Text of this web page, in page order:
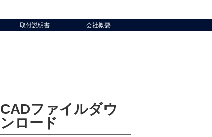
取付説明書 会社概要
CADファイルダウ
ンロード